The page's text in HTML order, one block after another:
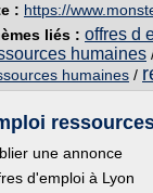
: https://
liés : offres d
humaines
humaines /
une annonce
d'emploi à Lyon